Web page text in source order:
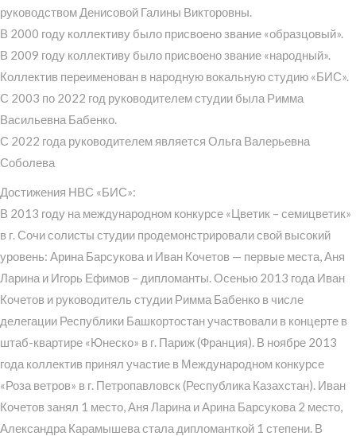
руководством Денисовой Галины Викторовны.
В 2000 году коллективу было присвоено звание «образцовый».
В 2009 году коллективу было присвоено звание «народный».
Коллектив переименован в народную вокальную студию «БИС».
С 2003 по 2022 год руководителем студии была Римма
Васильевна Бабенко.
С 2022 года руководителем является Ольга Валерьевна
Соболева
Достижения НВС «БИС»:
В 2013 году на международном конкурсе «Цветик – семицветик»
в г. Сочи солисты студии продемонстрировали свой высокий
уровень: Арина Барсукова и Иван Кочетов — первые места, Аня
Ларина и Игорь Ефимов – дипломанты. Осенью 2013 года Иван
Кочетов и руководитель студии Римма Бабенко в числе
делегации Республики Башкортостан участвовали в концерте в
штаб-квартире «Юнеско» в г. Париж (Франция). В ноябре 2013
года коллектив принял участие в Международном конкурсе
«Роза ветров» в г. Петропавловск (Республика Казахстан). Иван
Кочетов занял 1 место, Аня Ларина и Арина Барсукова 2 место,
Александра Карамышева стала дипломанткой 1 степени. В